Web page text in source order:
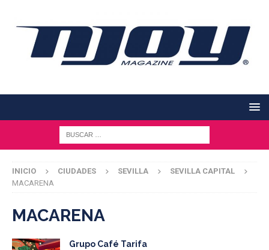
INICIO CIUDADES SEVILLA
SEVILLA CAPITAL
MACARENA
MACARENA
Grupo Café Tarifa